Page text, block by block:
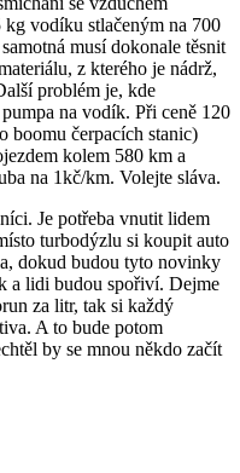
vodíku stlačeným na 700
musí dokonale těsnit
z kterého je nádrž,
problém je, kde
na vodík. Při ceně 120
boomu čerpacích stanic)
kolem 580 km a
na 1kč/km. Volejte sláva.
Je potřeba vnutit lidem
turbodýzlu si koupit auto
dokud budou tyto novinky
a lidi budou spořiví. Dejme
za litr, tak si každý
A to bude potom
by se mnou někdo začít